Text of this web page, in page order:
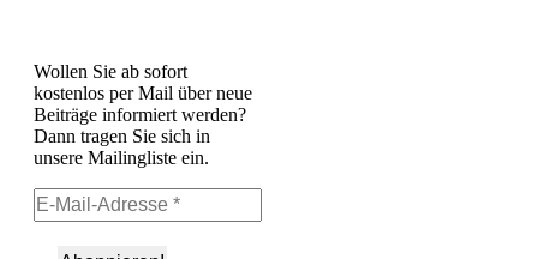
Wollen Sie ab sofort
kostenlos per Mail über neue
Beiträge informiert werden?
Dann tragen Sie sich in
unsere Mailingliste ein.